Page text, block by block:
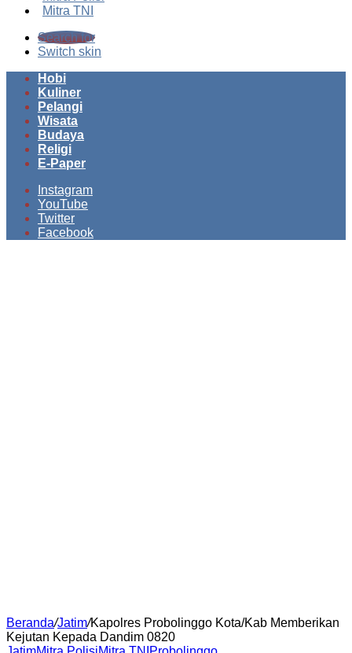
Mitra TNI
Search for
Switch skin
Hobi
Kuliner
Pelangi
Wisata
Budaya
Religi
E-Paper
Instagram
YouTube
Twitter
Facebook
Beranda/Jatim/Kapolres Probolinggo Kota/Kab Memberikan
Kejutan Kepada Dandim 0820